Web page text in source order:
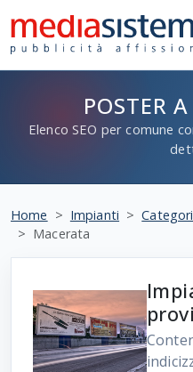
POSTER
Elenco SEO per comune
Home Impianti
Macerata